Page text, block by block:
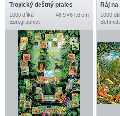
Tropický deštný prales
1000 dílků
48,9 × 67,6 cm
Eurographics
Ráj
1000
Schmidt